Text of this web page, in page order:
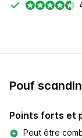
Pouf
Points forts et
Peut être